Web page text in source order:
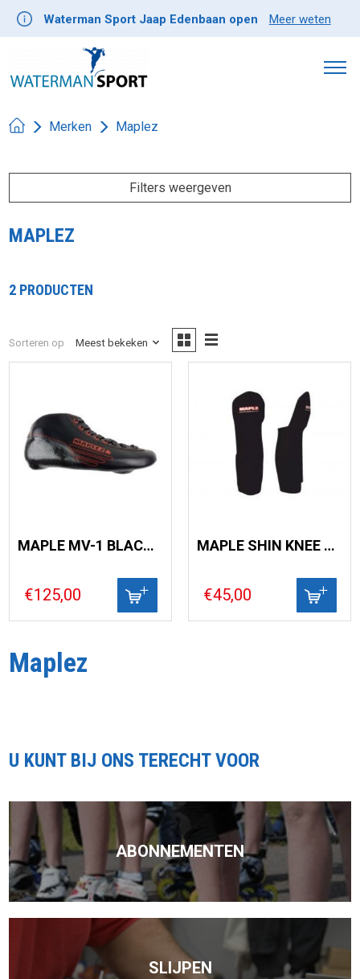
Waterman Sport Jaap Edenbaan open Meer weten
Merken Maplez
Filters weergeven
MAPLEZ
2 PRODUCTEN
Sorteren op Meest bekeken
MAPLE MV-1 BLACK/RED
€125,00
MAPLE SHIN KNEE GUARD
€45,00
Maplez
U KUNT BIJ ONS TERECHT VOOR
ABONNEMENTEN
SLIJPEN